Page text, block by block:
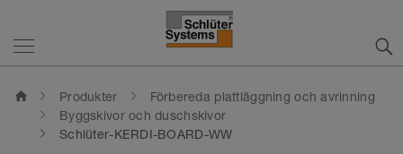
home Produkter
Förbereda plattläggning och avrinning
Byggskivor och duschskivor
Schlüter-KERDI-BOARD-WW